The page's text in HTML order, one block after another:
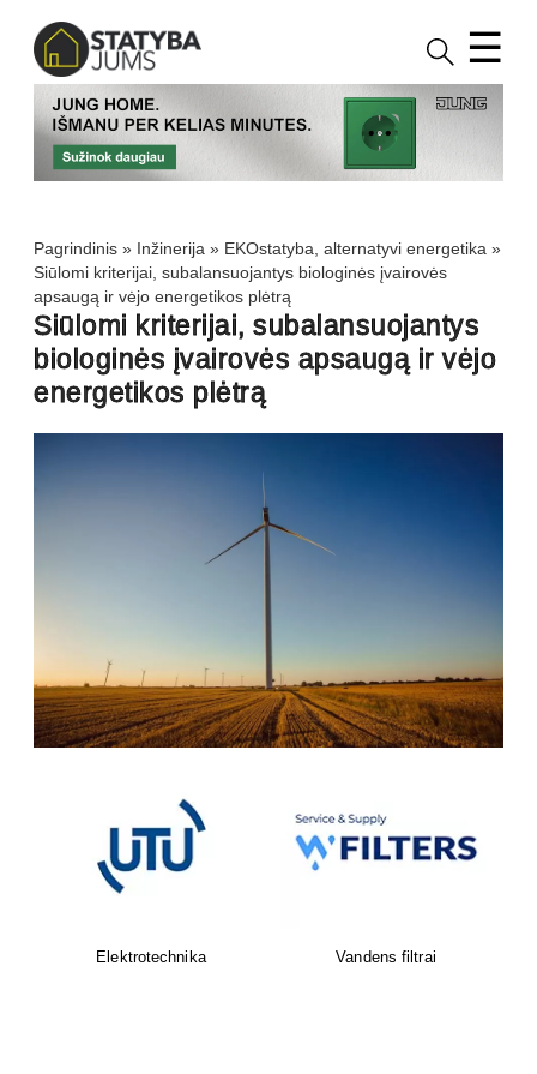
☰
Pagrindinis » Inžinerija » EKOstatyba, alternatyvi energetika »
Siūlomi kriterijai, subalansuojantys biologinės įvairovės
apsaugą ir vėjo energetikos plėtrą
Siūlomi kriterijai, subalansuojantys
biologinės įvairovės apsaugą ir vėjo
energetikos plėtrą
NIBE - daugiau nei 40 metų
Protingi namai